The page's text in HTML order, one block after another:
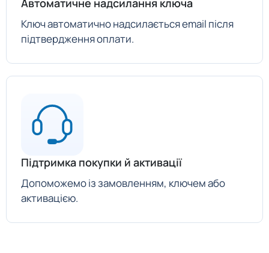
Автоматичне надсилання ключа
Ключ автоматично надсилається email після
підтвердження оплати.
Підтримка покупки й активації
Допоможемо із замовленням, ключем або
активацією.